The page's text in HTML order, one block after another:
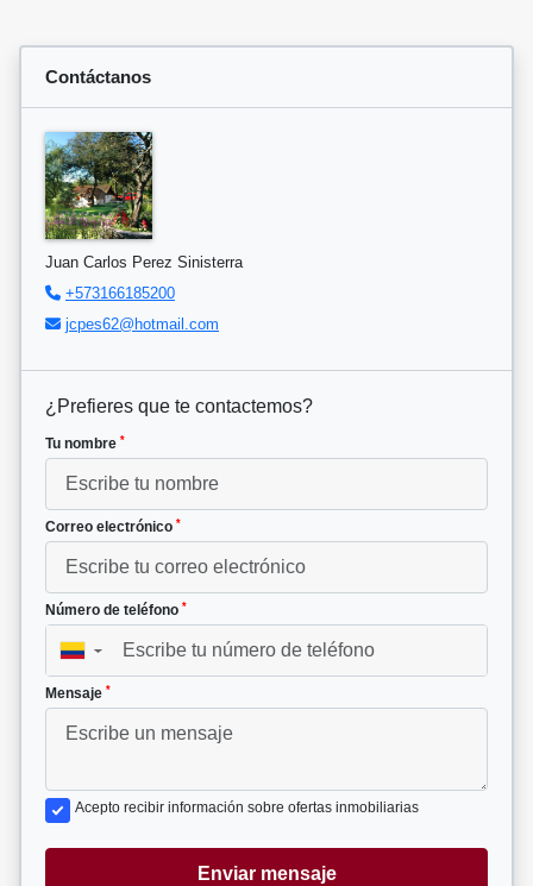
Contáctanos
Juan Carlos Perez Sinisterra
+573166185200
jcpes62@hotmail.com
¿Prefieres que te contactemos?
Tu nombre *
Correo electrónico *
Número de teléfono *
▼
Mensaje *
Acepto recibir información sobre ofertas inmobiliarias
Enviar mensaje